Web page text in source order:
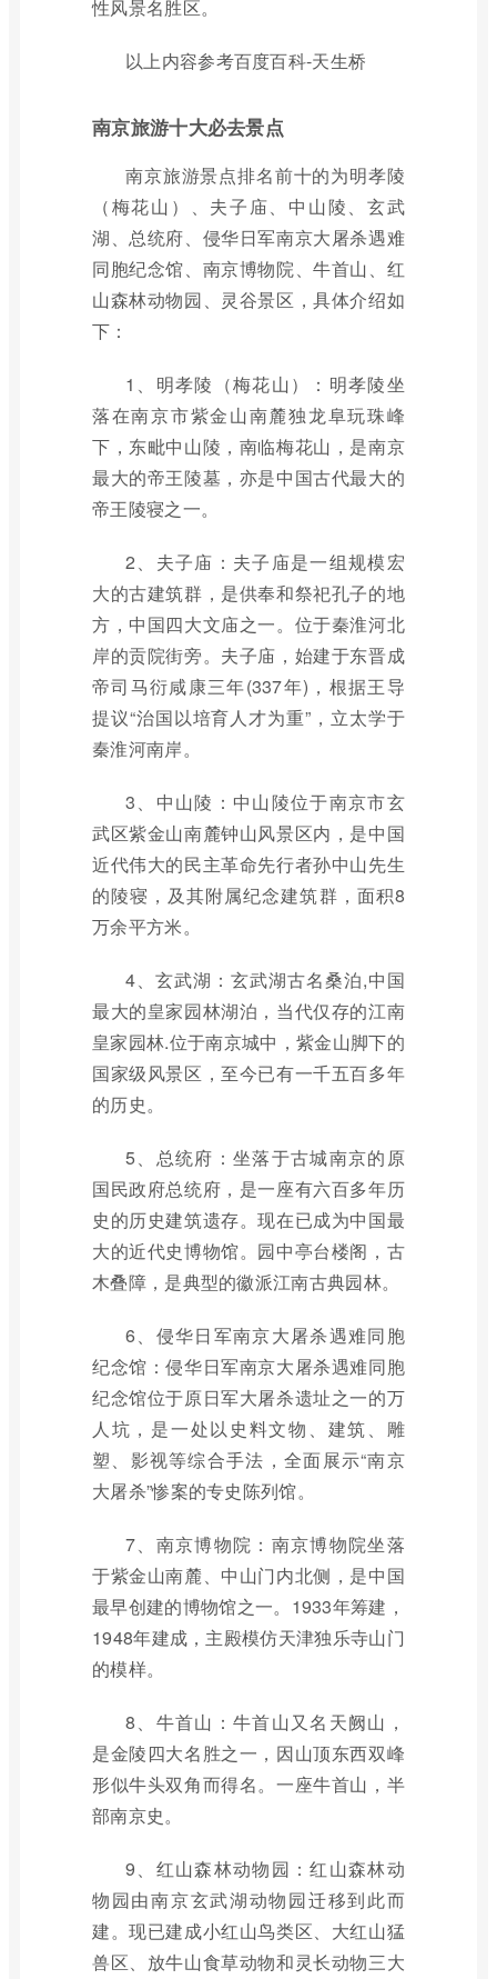
性风景名胜区。
以上内容参考百度百科-天生桥
南京旅游十大必去景点
南京旅游景点排名前十的为明孝陵
（梅花山）、夫子庙、中山陵、玄武
湖、总统府、侵华日军南京大屠杀遇难
同胞纪念馆、南京博物院、牛首山、红
山森林动物园、灵谷景区，具体介绍如
下：
1、明孝陵（梅花山）：明孝陵坐
落在南京市紫金山南麓独龙阜玩珠峰
下，东毗中山陵，南临梅花山，是南京
最大的帝王陵墓，亦是中国古代最大的
帝王陵寝之一。
2、夫子庙：夫子庙是一组规模宏
大的古建筑群，是供奉和祭祀孔子的地
方，中国四大文庙之一。位于秦淮河北
岸的贡院街旁。夫子庙，始建于东晋成
帝司马衍咸康三年(337年)，根据王导
提议“治国以培育人才为重”，立太学于
秦淮河南岸。
3、中山陵：中山陵位于南京市玄
武区紫金山南麓钟山风景区内，是中国
近代伟大的民主革命先行者孙中山先生
的陵寝，及其附属纪念建筑群，面积8
万余平方米。
4、玄武湖：玄武湖古名桑泊,中国
最大的皇家园林湖泊，当代仅存的江南
皇家园林.位于南京城中，紫金山脚下的
国家级风景区，至今已有一千五百多年
的历史。
5、总统府：坐落于古城南京的原
国民政府总统府，是一座有六百多年历
史的历史建筑遗存。现在已成为中国最
大的近代史博物馆。园中亭台楼阁，古
木叠障，是典型的徽派江南古典园林。
6、侵华日军南京大屠杀遇难同胞
纪念馆：侵华日军南京大屠杀遇难同胞
纪念馆位于原日军大屠杀遗址之一的万
人坑，是一处以史料文物、建筑、雕
塑、影视等综合手法，全面展示“南京
大屠杀”惨案的专史陈列馆。
7、南京博物院：南京博物院坐落
于紫金山南麓、中山门内北侧，是中国
最早创建的博物馆之一。1933年筹建，
1948年建成，主殿模仿天津独乐寺山门
的模样。
8、牛首山：牛首山又名天阙山，
是金陵四大名胜之一，因山顶东西双峰
形似牛头双角而得名。一座牛首山，半
部南京史。
9、红山森林动物园：红山森林动
物园由南京玄武湖动物园迁移到此而
建。现已建成小红山鸟类区、大红山猛
兽区、放牛山食草动物和灵长动物三大